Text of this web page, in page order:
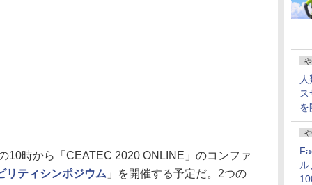
を
時から「CEATEC 2020 ONLINE」のコンファ
リティシンポジウム 」を開催する予定だ。2つの